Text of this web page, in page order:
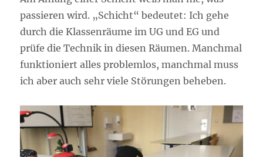
passieren wird. „Schicht“ bedeutet: Ich gehe
durch die Klassenräume im UG und EG und
prüfe die Technik in diesen Räumen. Manchmal
funktioniert alles problemlos, manchmal muss
ich aber auch sehr viele Störungen beheben.